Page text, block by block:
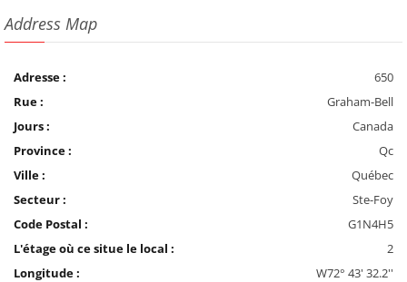
Address Map
Adresse :
650
Rue :
Graham-Bell
Jours :
Canada
Province :
Qc
Ville :
Québec
Secteur :
Ste-Foy
Code Postal :
G1N4H5
L'étage où ce situe le local :
2
Longitude :
W72° 43' 32.2''